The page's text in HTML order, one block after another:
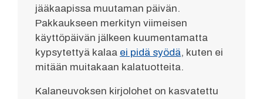
jääkaapissa muutaman päivän.
Pakkaukseen merkityn viimeisen
käyttöpäivän jälkeen kuumentamatta
kypsytettyä kalaa ei pidä syödä, kuten ei
mitään muitakaan kalatuotteita.
Kalaneuvoksen kirjolohet on kasvatettu